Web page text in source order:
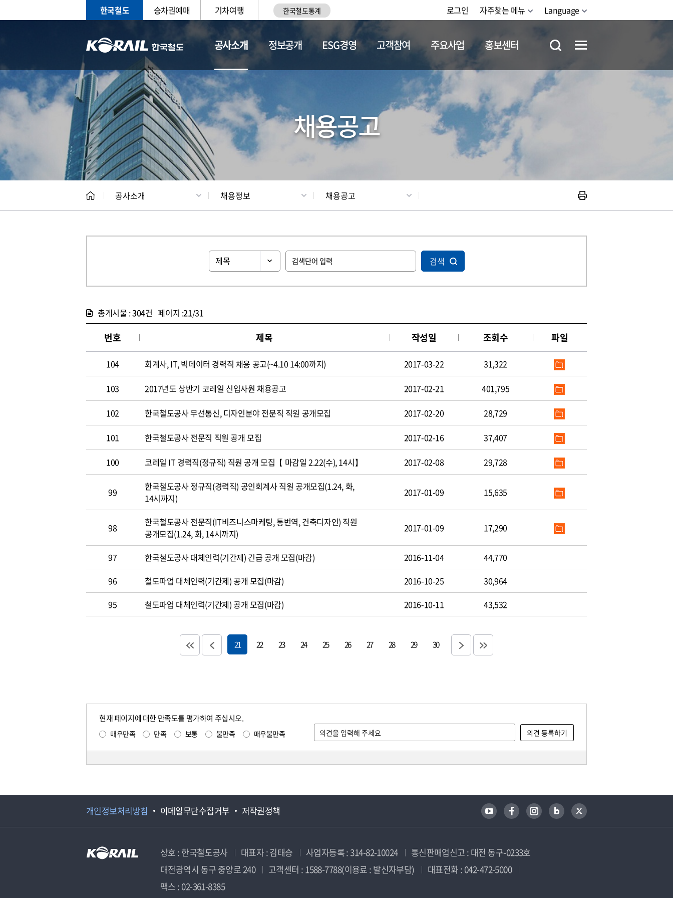
한국철도 승차권예매 기차여행 한국철도통계 로그인 자주찾는 메뉴 Language
공사소개
CEO 일반현황 채용정보
정보공개 ESG경영 고객참여 주요사업 홍보센터
채용공고
공사소개 채용정보 채용공고
검색
총게시물 :304건 페이지 :21/31
번호 제목 작성일 조회수 파일
104 회계사, IT, 빅데이터 경력직 채용 공고(~4.10 14:00까지) 2017-03-22 31,322
103 2017년도 상반기 코레일 신입사원 채용공고 2017-02-21 401,795
102 한국철도공사 무선통신, 디자인분야 전문직 직원 공개모집 2017-02-20 28,729
101 한국철도공사 전문직 직원 공개 모집 2017-02-16 37,407
100 코레일 IT 경력직(정규직) 직원 공개 모집【 마감일 2.22(수), 14시】 2017-02-08 29,728
99
한국철도공사 정규직(경력직) 공인회계사 직원 공개모집(1.24, 화,
14시까지)
2017-01-09 15,635
98
한국철도공사 전문직(IT비즈니스마케팅, 통번역, 건축디자인) 직원
공개모집(1.24, 화, 14시까지)
2017-01-09 17,290
97 한국철도공사 대체인력(기간제) 긴급 공개 모집(마감) 2016-11-04
44,770
96
철도파업 대체인력(기간제) 공개 모집(마감) 2016-10-25
30,964
95
철도파업 대체인력(기간제) 공개 모집(마감) 2016-10-11 43,532
21 22 23 24 25 26 27 28 29 30
현재 페이지에 대한 만족도를 평가하여 주십시오.
매우만족 만족 보통 불만족 매우불만족
개인정보처리방침 이메일무단수집거부 저작권정책
상호 : 한국철도공사 대표자 : 김태승 사업자등록 : 314-82-10024
통신판매업신고 : 대전 동구-0233호
대전광역시 동구 중앙로 240
고객센터 : 1588-7788(이용료 : 발신자부담)
대표전화 : 042-472-5000
팩스 : 02-361-8385